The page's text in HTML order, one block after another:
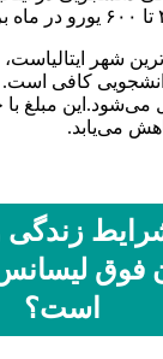
کافی است.
می‌شود.این مبلغ با
می‌یابد.
شرایط
فوق لیسانس
است؟